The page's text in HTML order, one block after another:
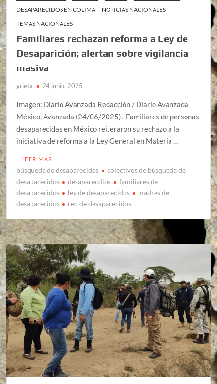
DESAPARECIDOS EN COLIMA
NOTICIAS NACIONALES
TEMAS NACIONALES
Familiares rechazan reforma a Ley de
Desaparición; alertan sobre vigilancia
masiva
grieta 24 junio, 2025
Imagen: Diario Avanzada Redacción / Diario Avanzada
México, Avanzada (24/06/2025).- Familiares de personas
desaparecidas en México reiteraron su rechazo a la
iniciativa de reforma a la Ley General en Materia …
LEER MÁS
búsqueda de desaparecidos
colectivos de búsqueda de
desaparecidos
desaparecdios
familiares de
desaparecidos
ley de desaparecidos
madres de
desaparecidos
red de desaparecidos